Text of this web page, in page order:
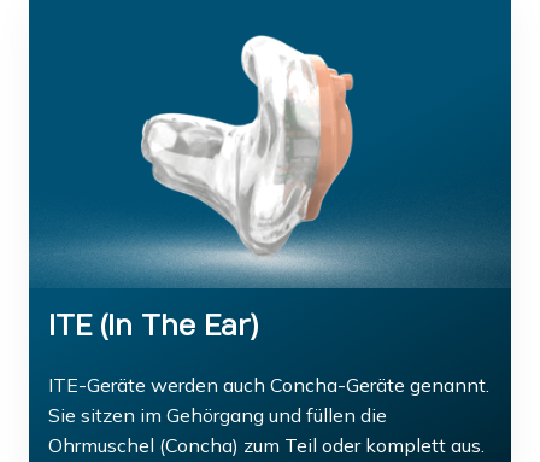
ITE (In The Ear)
ITE-Geräte werden auch Concha-Geräte genannt.
Sie sitzen im Gehörgang und füllen die
Ohrmuschel (Concha) zum Teil oder komplett aus.